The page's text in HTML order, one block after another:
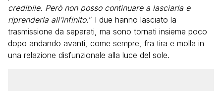
credibile. Però non posso continuare a lasciarla e
riprenderla all’infinito.” I due hanno lasciato la
trasmissione da separati, ma sono tornati insieme poco
dopo andando avanti, come sempre, fra tira e molla in
una relazione disfunzionale alla luce del sole.